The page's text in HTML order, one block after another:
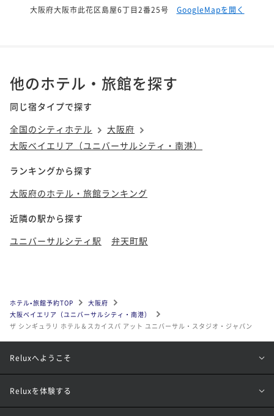
大阪府大阪市此花区島屋6丁目2番25号 GoogleMapを開く
他のホテル・旅館を探す
同じ宿タイプで探す
全国のシティホテル
大阪府
大阪ベイエリア（ユニバーサルシティ・南港）
ランキングから探す
大阪府のホテル・旅館ランキング
近隣の駅から探す
ユニバーサルシティ駅
弁天町駅
ホテル•旅館予約TOP
大阪府
大阪ベイエリア（ユニバーサルシティ・南港）
ザ シンギュラリ ホテル＆スカイスパ アット ユニバーサル・スタジオ・ジャパン
Reluxへようこそ
Reluxを体験する